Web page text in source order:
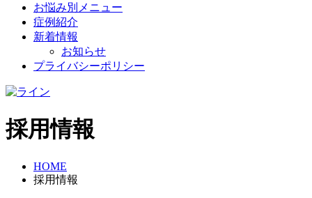
お悩み別メニュー
症例紹介
新着情報
お知らせ
プライバシーポリシー
採用情報
HOME
採用情報